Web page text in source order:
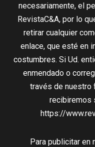
necesariamente, el
RevistaC&A, por lo
retirar cualquier
enlace, que esté en
costumbres. Si Ud.
enmendado o
través de nuestro
recibiremos
https://
Para publicitar en